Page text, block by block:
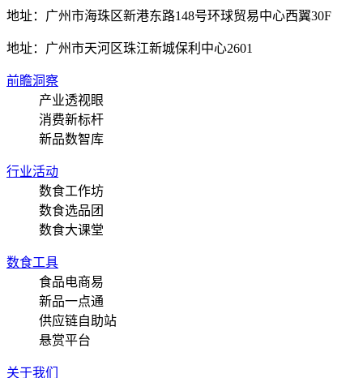
地址：广州市海珠区新港东路148号环球贸易中心西翼30F
地址： 广州市天河区珠江新城保利中心2601
前瞻洞察
产业透视眼
消费新标杆
新品数智库
行业活动
数食工作坊
数食选品团
数食大课堂
数食工具
食品电商易
新品一点通
供应链自助站
悬赏平台
关于我们